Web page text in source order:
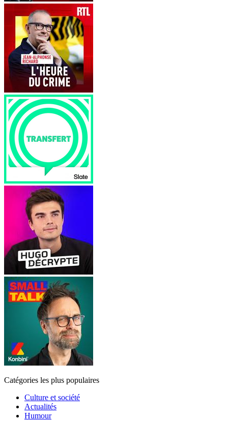
Catégories les plus populaires
Culture et société
Actualités
Humour